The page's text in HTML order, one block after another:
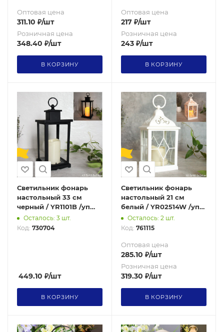
Оптовая цена
311.10 ₽/шт
Розничная цена
348.40 ₽/шт
В КОРЗИНУ
Оптовая цена
217 ₽/шт
Розничная цена
243 ₽/шт
В КОРЗИНУ
Светильник фонарь
настольный 33 см
черный / YR1101B /уп
24/ПРОМО АКЦИЯ
Осталось: 3 шт.
Код: 730704
449.10 ₽/шт
В КОРЗИНУ
Светильник фонарь
настольный 21 см
белый / YR02514W /уп
48/от батареек 730672
Осталось: 2 шт.
Код: 761115
Оптовая цена
285.10 ₽/шт
Розничная цена
319.30 ₽/шт
В КОРЗИНУ